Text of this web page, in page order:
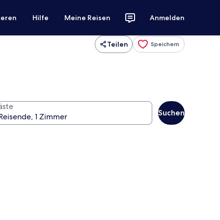
Hilfe Meine Reisen Anmelden
Teilen Speichern
Suchen